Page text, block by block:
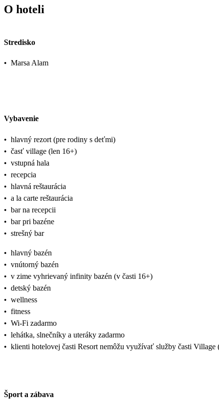
O hoteli
Stredisko
• Marsa Alam
Vybavenie
• hlavný rezort (pre rodiny s deťmi)
• časť village (len 16+)
• vstupná hala
• recepcia
• hlavná reštaurácia
• a la carte reštaurácia
• bar na recepcii
• bar pri bazéne
• strešný bar
• hlavný bazén
• vnútorný bazén
• v zime vyhrievaný infinity bazén (v časti 16+)
• detský bazén
• wellness
• fitness
• Wi-Fi zadarmo
• lehátka, slnečníky a uteráky zadarmo
• klienti hotelovej časti Resort nemôžu využívať služby časti Village
Šport a zábava